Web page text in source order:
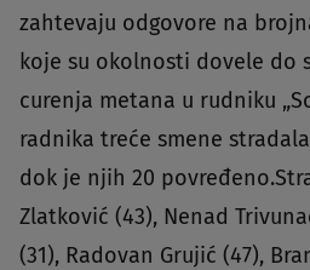
zahtevaju odgovore na
koje su okolnosti dovele do
curenja metana u rudniku
radnika treće smene
dok je njih 20
Zlatković (43), Nenad
(31), Radovan Grujić (47),